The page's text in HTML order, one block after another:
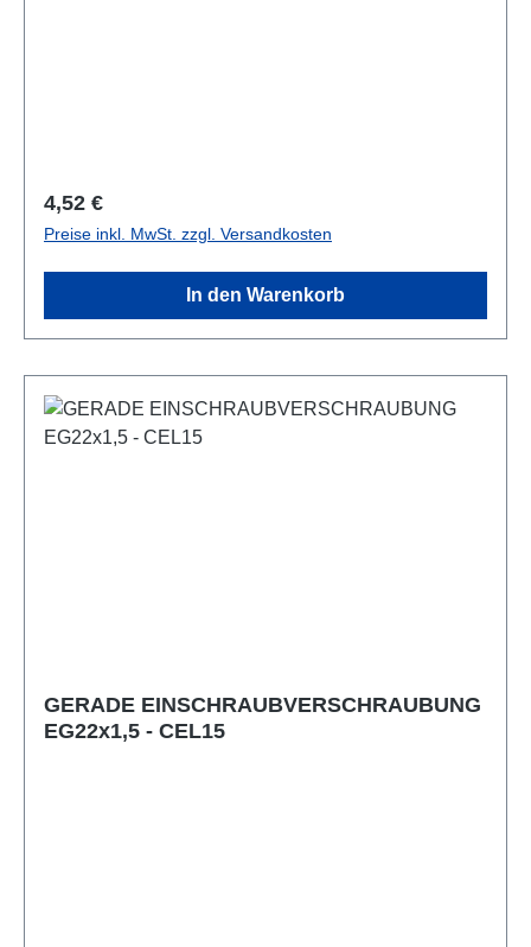
Regulärer Preis:
4,52 €
Preise inkl. MwSt. zzgl. Versandkosten
In den Warenkorb
GERADE EINSCHRAUBVERSCHRAUBUNG
EG22x1,5 - CEL15